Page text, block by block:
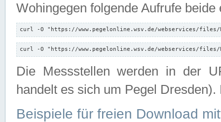
Wohingegen folgende Aufrufe beide
curl -O "https://www.pegelonline.wsv.de/webservices/files/
curl -O "https://www.pegelonline.wsv.de/webservices/files/
Die Messstellen werden in der
handelt es sich um Pegel
Beispiele für freien Download